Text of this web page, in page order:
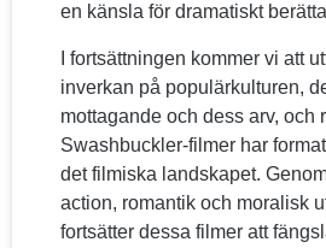
en känsla för dramatiskt
I fortsättningen kommer vi att
inverkan på populärkulturen,
mottagande och dess arv, och
Swashbuckler-filmer har
det filmiska landskapet.
action, romantik och moralisk
fortsätter dessa filmer att